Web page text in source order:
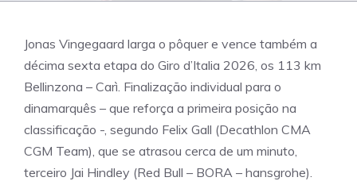
Jonas Vingegaard larga o pôquer e vence também a
décima sexta etapa do Giro d’Italia 2026, os 113 km
Bellinzona – Carì. Finalização individual para o
dinamarquês – que reforça a primeira posição na
classificação -, segundo Felix Gall (Decathlon CMA
CGM Team), que se atrasou cerca de um minuto,
terceiro Jai Hindley (Red Bull – BORA – hansgrohe).